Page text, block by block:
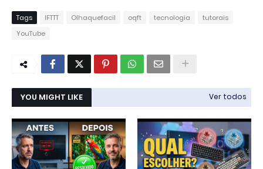
Tags IFTTT Olhaquefacil oqft tecnologia
tutorais
YouTube
YOU MIGHT LIKE Ver todos